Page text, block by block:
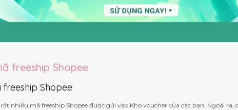
freeship Shopee
Shopee
nhiều mã freeship Shopee được gửi vào Kho voucher của các bạn. Ngoài ra,